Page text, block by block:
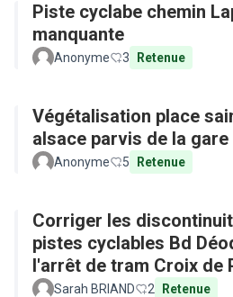
Piste cyclabe chemin
manquante
Anonyme 3 Retenue
Végétalisation place
alsace parvis de la gare
Anonyme 5 Retenue
Corriger les
pistes cyclables Bd
l'arrêt de tram Croix de
Sarah BRIAND 2 Retenue